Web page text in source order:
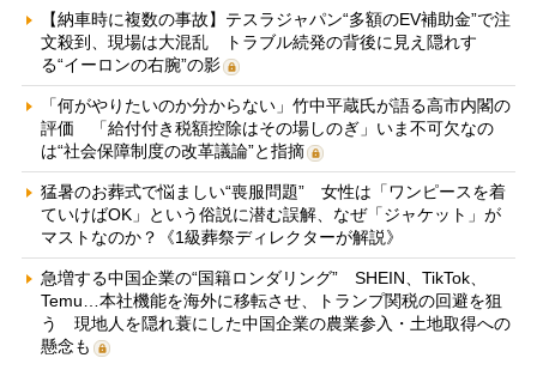
【納車時に複数の事故】テスラジャパン“多額のEV補助金”で注
文殺到、現場は大混乱 トラブル続発の背後に見え隠れす
る“イーロンの右腕”の影
「何がやりたいのか分からない」竹中平蔵氏が語る高市内閣の
評価 「給付付き税額控除はその場しのぎ」いま不可欠なの
は“社会保障制度の改革議論”と指摘
猛暑のお葬式で悩ましい“喪服問題” 女性は「ワンピースを着
ていけばOK」という俗説に潜む誤解、なぜ「ジャケット」が
マストなのか？《1級葬祭ディレクターが解説》
急増する中国企業の“国籍ロンダリング” SHEIN、TikTok、
Temu…本社機能を海外に移転させ、トランプ関税の回避を狙
う 現地人を隠れ蓑にした中国企業の農業参入・土地取得への
懸念も